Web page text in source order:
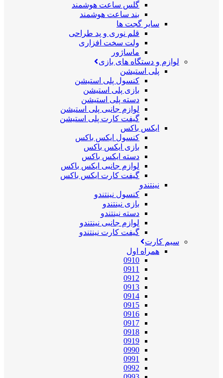
گلس ساعت هوشمند
بند ساعت هوشمند
سایر گجت ها
قلم نوری و پد طراحی
ولت سخت افزاری
ماساژور
لوازم و دستگاه های بازی
پلی استیشن
کنسول پلی استیشن
بازی پلی استیشن
دسته پلی استیشن
لوازم جانبی پلی استیشن
گیفت کارت پلی استیشن
ایکس باکس
کنسول ایکس باکس
بازی ایکس باکس
دسته ایکس باکس
لوازم جانبی ایکس باکس
گیفت کارت ایکس باکس
نینتندو
کنسول نینتندو
بازی نینتندو
دسته نینتندو
لوازم جانبی نینتندو
گیفت کارت نینتندو
سیم کارت
همراه اول
0910
0911
0912
0913
0914
0915
0916
0917
0918
0919
0990
0991
0992